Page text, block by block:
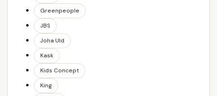
Greenpeople
JBS
Joha Uld
Kask
Kids Concept
King